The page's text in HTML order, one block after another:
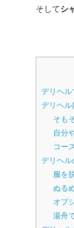
そしてシ
デリヘ
デリヘ
そも
自分
コー
デリヘ
服を
ぬる
オプ
湯舟